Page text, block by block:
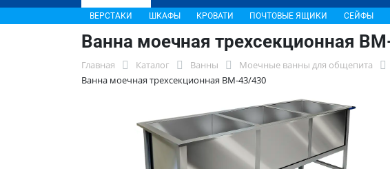
ВЕРСТАКИ ШКАФЫ КРОВАТИ ПОЧТОВЫЕ ЯЩИКИ СЕЙФЫ
Ванна моечная трехсекционная
Главная Каталог Ванны Моечные ванны для общепита
Ванна моечная трехсекционная ВМ-43/430